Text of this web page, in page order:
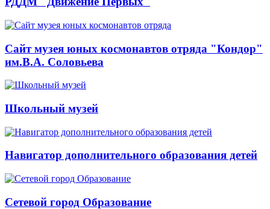
Сайт музея юных космонавтов отряда "Кондор"
им.В.А. Соловьева
Школьный музей
Навигатор дополнительного образования детей
Сетевой город Образование